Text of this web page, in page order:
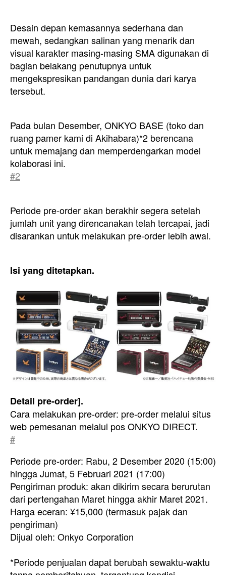
Desain depan kemasannya sederhana dan
mewah, sedangkan salinan yang menarik dan
visual karakter masing-masing SMA digunakan di
bagian belakang penutupnya untuk
mengekspresikan pandangan dunia dari karya
tersebut.
Pada bulan Desember, ONKYO BASE (toko dan
ruang pamer kami di Akihabara)*2 berencana
untuk memajang dan memperdengarkan model
kolaborasi ini.
#2
Periode pre-order akan berakhir segera setelah
jumlah unit yang direncanakan telah tercapai, jadi
disarankan untuk melakukan pre-order lebih awal.
Isi yang ditetapkan.
Detail pre-order].
Cara melakukan pre-order: pre-order melalui situs
web pemesanan melalui pos ONKYO DIRECT.
#
Periode pre-order: Rabu, 2 Desember 2020 (15:00)
hingga Jumat, 5 Februari 2021 (17:00)
Pengiriman produk: akan dikirim secara berurutan
dari pertengahan Maret hingga akhir Maret 2021.
Harga eceran: ¥15,000 (termasuk pajak dan
pengiriman)
Dijual oleh: Onkyo Corporation
*Periode penjualan dapat berubah sewaktu-waktu